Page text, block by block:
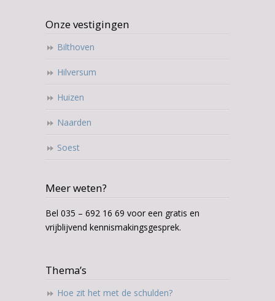
Onze vestigingen
Bilthoven
Hilversum
Huizen
Naarden
Soest
Meer weten?
Bel 035 – 692 16 69 voor een gratis en
vrijblijvend kennismakingsgesprek.
Thema’s
Hoe zit het met de schulden?